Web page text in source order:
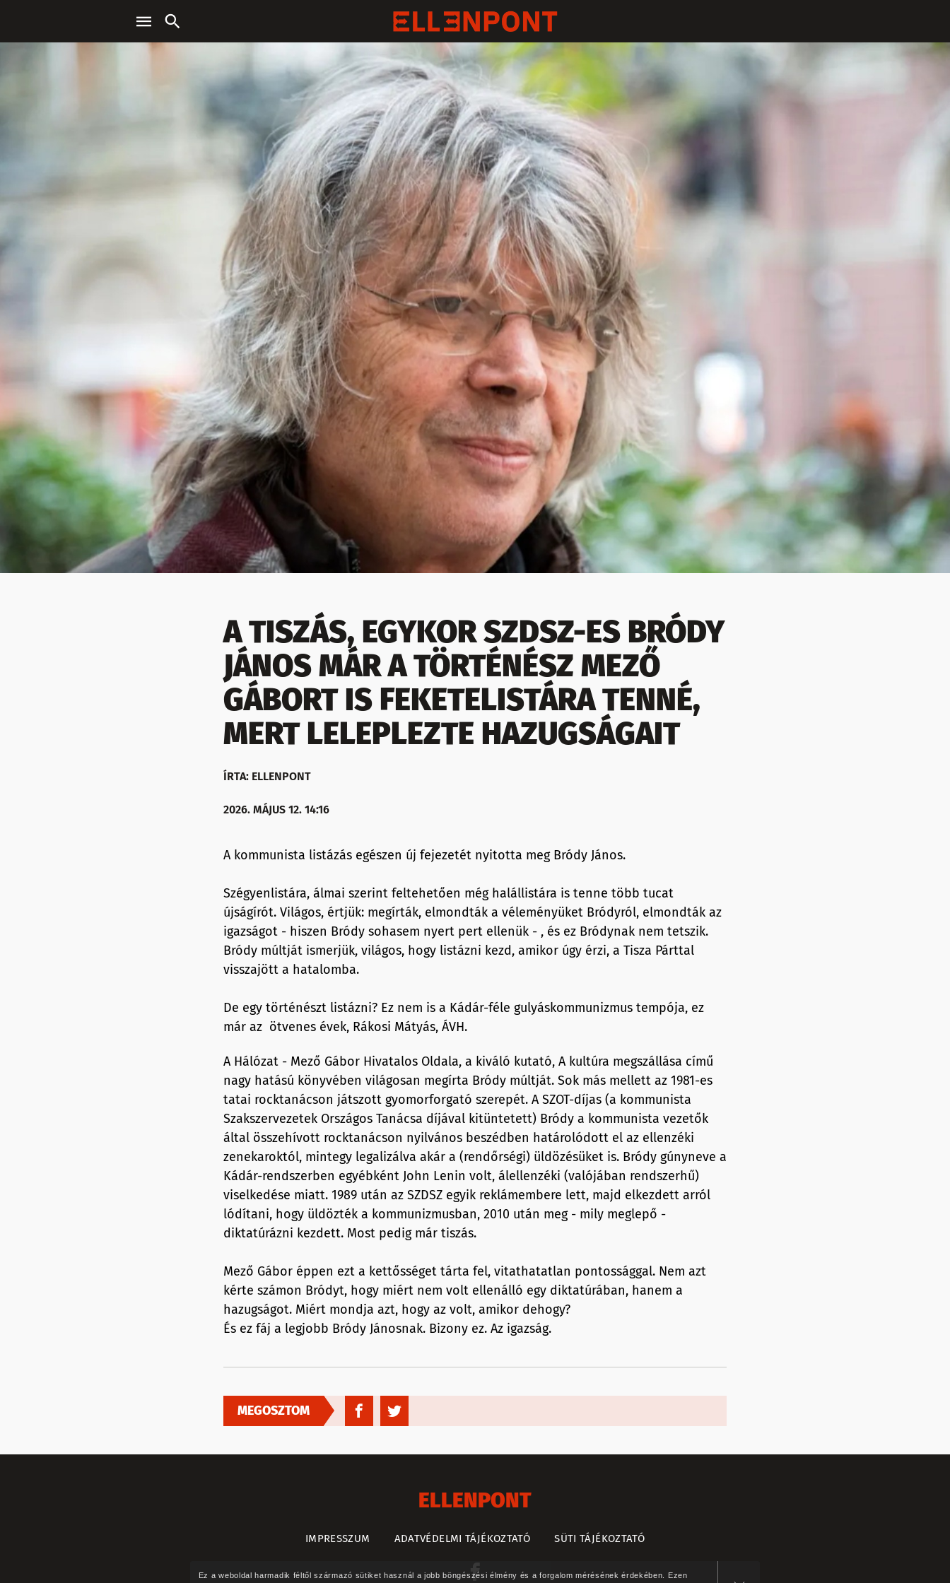
Ez a weboldal harmadik féltől származó sütiket használ a jobb böngészési élmény és a forgalom mérésének érdekében. Ezen
A TISZÁS, EGYKOR SZDSZ-ES BRÓDY
JÁNOS MÁR A TÖRTÉNÉSZ MEZŐ
GÁBORT IS FEKETELISTÁRA TENNÉ,
MERT LELEPLEZTE HAZUGSÁGAIT
ÍRTA: ELLENPONT
2026. MÁJUS 12. 14:16
A kommunista listázás egészen új fejezetét nyitotta meg Bródy János.
Szégyenlistára, álmai szerint feltehetően még halállistára is tenne több tucat
újságírót. Világos, értjük: megírták, elmondták a véleményüket Bródyról, elmondták az
igazságot - hiszen Bródy sohasem nyert pert ellenük - , és ez Bródynak nem tetszik.
Bródy múltját ismerjük, világos, hogy listázni kezd, amikor úgy érzi, a Tisza Párttal
visszajött a hatalomba.
De egy történészt listázni? Ez nem is a Kádár-féle gulyáskommunizmus tempója, ez
már az ötvenes évek, Rákosi Mátyás, ÁVH.
A Hálózat - Mező Gábor Hivatalos Oldala, a kiváló kutató, A kultúra megszállása című
nagy hatású könyvében világosan megírta Bródy múltját. Sok más mellett az 1981-es
tatai rocktanácson játszott gyomorforgató szerepét. A SZOT-díjas (a kommunista
Szakszervezetek Országos Tanácsa díjával kitüntetett) Bródy a kommunista vezetők
által összehívott rocktanácson nyilvános beszédben határolódott el az ellenzéki
zenekaroktól, mintegy legalizálva akár a (rendőrségi) üldözésüket is. Bródy gúnyneve a
Kádár-rendszerben egyébként John Lenin volt, álellenzéki (valójában rendszerhű)
viselkedése miatt. 1989 után az SZDSZ egyik reklámembere lett, majd elkezdett arról
lódítani, hogy üldözték a kommunizmusban, 2010 után meg - mily meglepő -
diktatúrázni kezdett. Most pedig már tiszás.
Mező Gábor éppen ezt a kettősséget tárta fel, vitathatatlan pontossággal. Nem azt
kérte számon Bródyt, hogy miért nem volt ellenálló egy diktatúrában, hanem a
hazugságot. Miért mondja azt, hogy az volt, amikor dehogy?
És ez fáj a legjobb Bródy Jánosnak. Bizony ez. Az igazság.
MEGOSZTOM
ELLENPONT
IMPRESSZUM ADATVÉDELMI TÁJÉKOZTATÓ SÜTI TÁJÉKOZTATÓ